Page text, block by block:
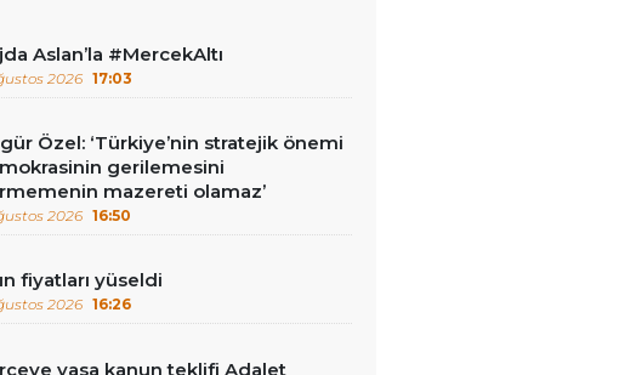
Aslan’la #MercekAltı
2026 17:03
Özel: ‘Türkiye’nin stratejik önemi
gerilemesini
mazereti olamaz’
2026 16:50
fiyatları yüseldi
2026 16:26
yasa kanun teklifi Adalet